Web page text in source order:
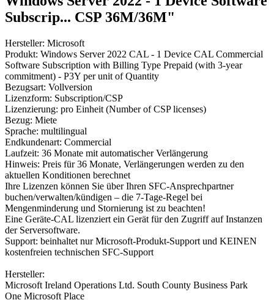
Subscrip... CSP 36M/36M"
Hersteller: Microsoft
Produkt: Windows Server 2022 CAL - 1 Device CAL Commercial
Software Subscription with Billing Type Prepaid (with 3-year
commitment) - P3Y per unit of Quantity
Bezugsart: Vollversion
Lizenzform: Subscription/CSP
Lizenzierung: pro Einheit (Number of CSP licenses)
Bezug: Miete
Sprache: multilingual
Endkundenart: Commercial
Laufzeit: 36 Monate mit automatischer Verlängerung
Hinweis: Preis für 36 Monate, Verlängerungen werden zu den
aktuellen Konditionen berechnet
Ihre Lizenzen können Sie über Ihren SFC-Ansprechpartner
buchen/verwalten/kündigen – die 7-Tage-Regel bei
Mengenminderung und Stornierung ist zu beachten!
Eine Geräte-CAL lizenziert ein Gerät für den Zugriff auf Instanzen
der Serversoftware.
Support: beinhaltet nur Microsoft-Produkt-Support und KEINEN
kostenfreien technischen SFC-Support
Hersteller:
Microsoft Ireland Operations Ltd. South County Business Park
One Microsoft Place